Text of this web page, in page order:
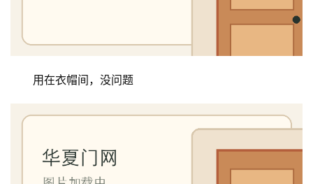
用在衣帽间，没问题